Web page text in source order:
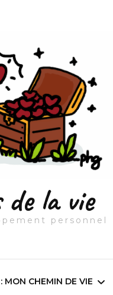
la vie
personnel
MON CHEMIN DE VIE